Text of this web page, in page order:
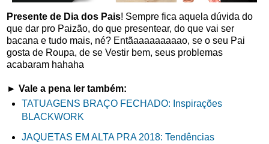
Presente de Dia dos Pais! Sempre fica aquela dúvida do
que dar pro Paizão, do que presentear, do que vai ser
bacana e tudo mais, né? Entãaaaaaaaaao, se o seu Pai
gosta de Roupa, de se Vestir bem, seus problemas
acabaram hahaha
► Vale a pena ler também:
TATUAGENS BRAÇO FECHADO: Inspirações
BLACKWORK
JAQUETAS EM ALTA PRA 2018: Tendências